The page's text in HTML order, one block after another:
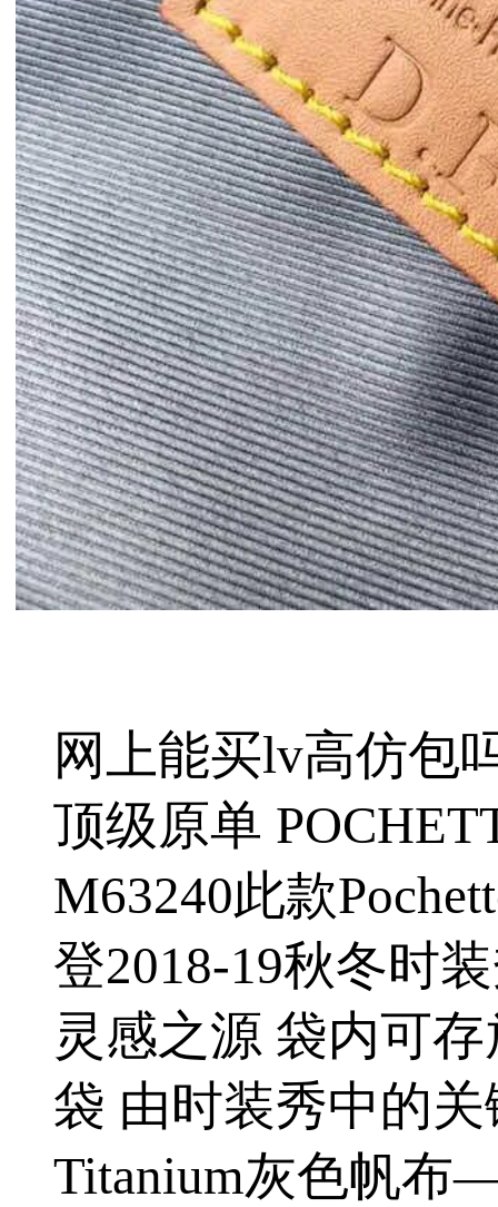
网上能买lv高仿包
顶级原单️
M63240此款
登2018-19秋冬时
灵感之源 袋内可
袋 由时装秀中的
Titanium灰色帆